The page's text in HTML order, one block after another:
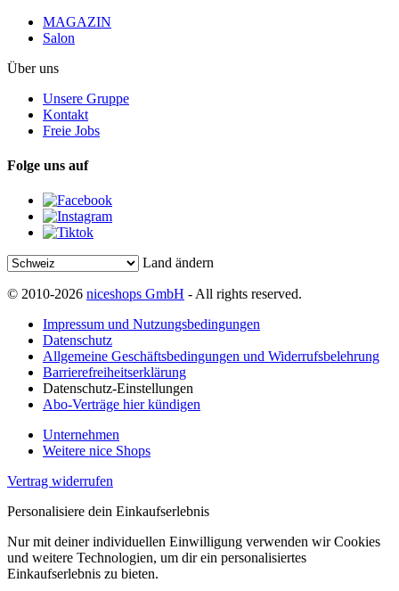
MAGAZIN
Salon
Über uns
Unsere Gruppe
Kontakt
Freie Jobs
Folge uns auf
Land ändern
© 2010-2026 niceshops GmbH - All rights reserved.
Impressum und Nutzungsbedingungen
Datenschutz
Allgemeine Geschäftsbedingungen und Widerrufsbelehrung
Barrierefreiheitserklärung
Datenschutz-Einstellungen
Abo-Verträge hier kündigen
Unternehmen
Weitere nice Shops
Vertrag widerrufen
Personalisiere dein Einkaufserlebnis
Nur mit deiner individuellen Einwilligung verwenden wir Cookies
und weitere Technologien, um dir ein personalisiertes
Einkaufserlebnis zu bieten.